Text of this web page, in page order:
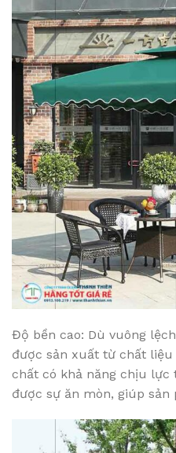
Độ bền cao: Dù vuông
được sản xuất từ chất
chất có khả năng chịu lực
được sự ăn mòn, giúp